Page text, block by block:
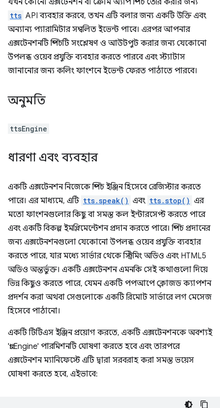
যখন কোনো এক্সটেনশন বা ক্রোম অ্যাপ স্পিচ তৈরি করার জন্য
tts API ব্যবহার করবে, তখন এটি বলার জন্য একটি উক্তি এবং
অন্যান্য প্যারামিটার সম্বলিত ইভেন্ট পাবে। এরপর আপনার
এক্সটেনশনটি স্পিচটি সংশ্লেষণ ও আউটপুট করার জন্য যেকোনো
উপলব্ধ ওয়েব প্রযুক্তি ব্যবহার করতে পারবে এবং স্ট্যাটাস
জানানোর জন্য কলিং ফাংশনে ইভেন্ট ফেরত পাঠাতে পারবে।
অনুমতি
ttsEngine
ধারণা এবং ব্যবহার
একটি এক্সটেনশন নিজেকে স্পিচ ইঞ্জিন হিসেবে রেজিস্টার করতে
পারে। এর মাধ্যমে, এটি tts.speak() এবং tts.stop() এর
মতো ফাংশনগুলোর কিছু বা সমস্ত কল ইন্টারসেপ্ট করতে পারে
এবং একটি বিকল্প ইমপ্লিমেন্টেশন প্রদান করতে পারে। স্পিচ প্রদানের
জন্য এক্সটেনশনগুলো যেকোনো উপলব্ধ ওয়েব প্রযুক্তি ব্যবহার
করতে পারে, যার মধ্যে সার্ভার থেকে স্ট্রিমিং অডিও এবং HTML5
অডিও অন্তর্ভুক্ত। একটি এক্সটেনশন এমনকি সেই কথাগুলো দিয়ে
ভিন্ন কিছুও করতে পারে, যেমন একটি পপআপে ক্লোজড ক্যাপশন
প্রদর্শন করা অথবা সেগুলোকে একটি রিমোট সার্ভারে লগ মেসেজ
হিসেবে পাঠানো।
একটি টিটিএস ইঞ্জিন প্রয়োগ করতে, একটি এক্সটেনশনকে অবশ্যই
'ttsEngine' পারমিশনটি ঘোষণা করতে হবে এবং তারপরে
এক্সটেনশন ম্যানিফেস্টে এটি দ্বারা সরবরাহ করা সমস্ত ভয়েস
ঘোষণা করতে হবে, এইভাবে: